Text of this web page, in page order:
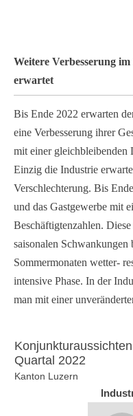
Weitere Verbesserung
erwartet
Bis Ende 2022 erwarten
eine Verbesserung ihrer
mit einer gleichbleibenden
Einzig die Industrie
Verschlechterung. Bis
und das Gastgewerbe mit
Beschäftigtenzahlen.
saisonalen
Sommermonaten wetter-
intensive Phase. In der
man mit einer
Konjunkturaussichten
Quartal 2022
Kanton Luzern